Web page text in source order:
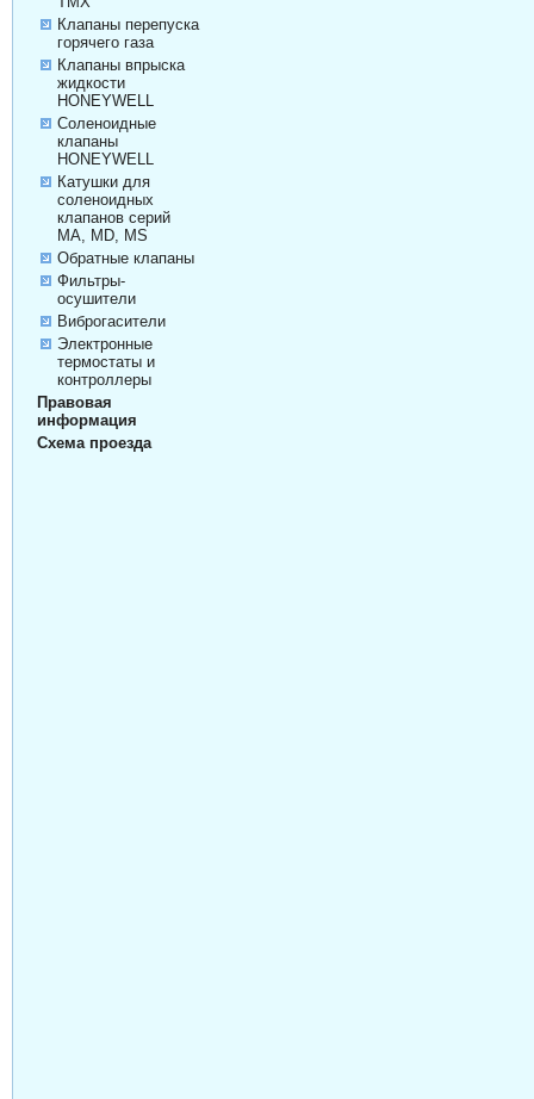
Клапаны перепуска
горячего газа
Клапаны впрыска
жидкости
HONEYWELL
Соленоидные
клапаны
HONEYWELL
Катушки для
соленоидных
клапанов серий
MA, MD, MS
Обратные клапаны
Фильтры-
осушители
Виброгасители
Электронные
термостаты и
контроллеры
Правовая
информация
Схема проезда